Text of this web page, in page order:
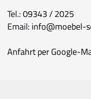
Tel.:09343 / 2025
Email: info@moebel-
Anfahrt per Google-